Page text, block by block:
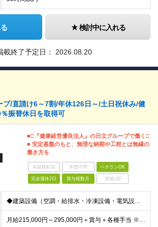
検討中に入れる
載終了予定日： 2026.08.20
プ/直請け6～7割/年休126日～/土日祝休み/健
振替休日を取得可
■□『健康経営優良法人』の日立グループで働く□
■ 安定基盤のもと、無理な納期や工程とは無縁の
働き方を
未経験歓迎 学歴不問 ベテランOK
完全週休2日 賞与複数月 面接1回
◆建築設備（空調・給排水・冷凍設備・電気設備等）の施工管理の経験3年以上 ◆高卒以上 ～このような方にオススメです～ ◎元請けとして自分で工程をコントロールしたい方 ◎安定企業に腰を据えて長く働きた
月給215,000円～295,000円＋賞与＋各種手当 ※前職のご経験やスキルを考慮して決定いたします ※残業代は全額支給いたします ※試用期間3ヶ月（期間中は有給休暇の取得のみ対象外となります）